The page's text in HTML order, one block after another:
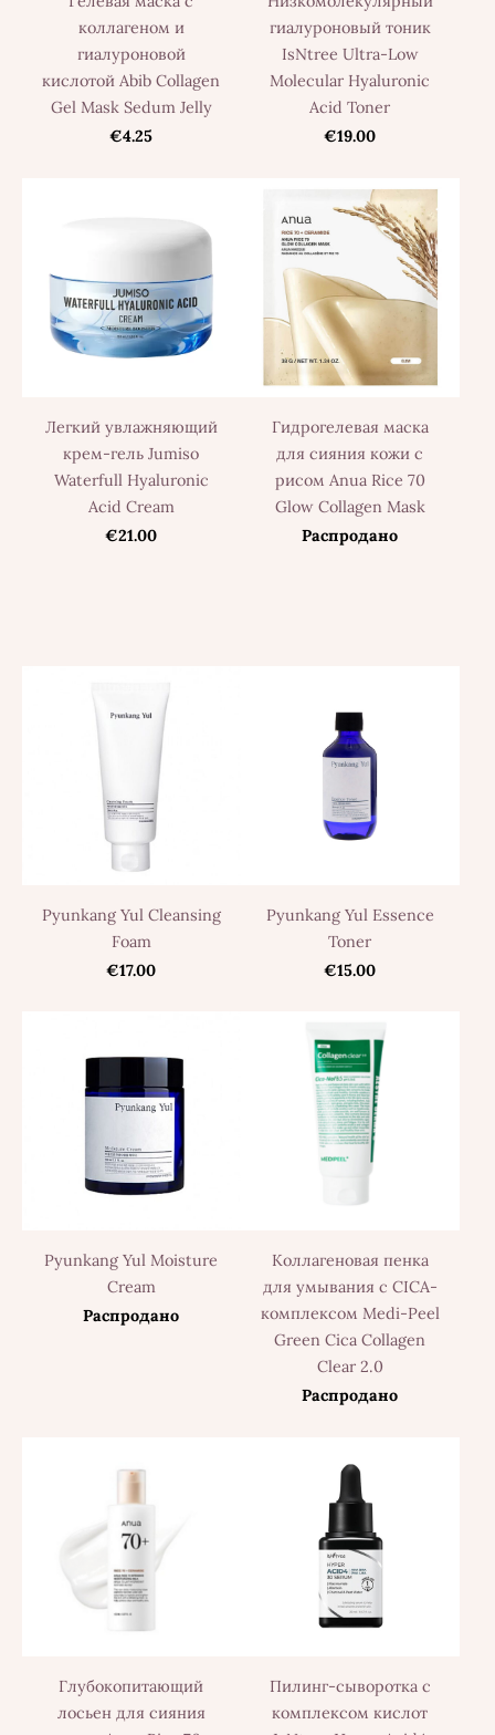
коллагеном и
гиалуроновой
кислотой Abib Collagen
Gel Mask Sedum Jelly
€4.25
гиалуроновый тоник
IsNtree Ultra-Low
Molecular Hyaluronic
Acid Toner
€19.00
Легкий увлажняющий
крем-гель Jumiso
Waterfull Hyaluronic
Acid Cream
€21.00
Гидрогелевая маска
для сияния кожи с
рисом Anua Rice 70
Glow Collagen Mask
Распродано
Pyunkang Yul Cleansing
Foam
€17.00
Pyunkang Yul Essence
Toner
€15.00
Pyunkang Yul Moisture
Cream
Распродано
Коллагеновая пенка
для умывания с CICA-
комплексом Medi-Peel
Green Cica Collagen
Clear 2.0
Распродано
Глубокопитающий
лосьен для сияния
Пилинг-сыворотка с
комплексом кислот